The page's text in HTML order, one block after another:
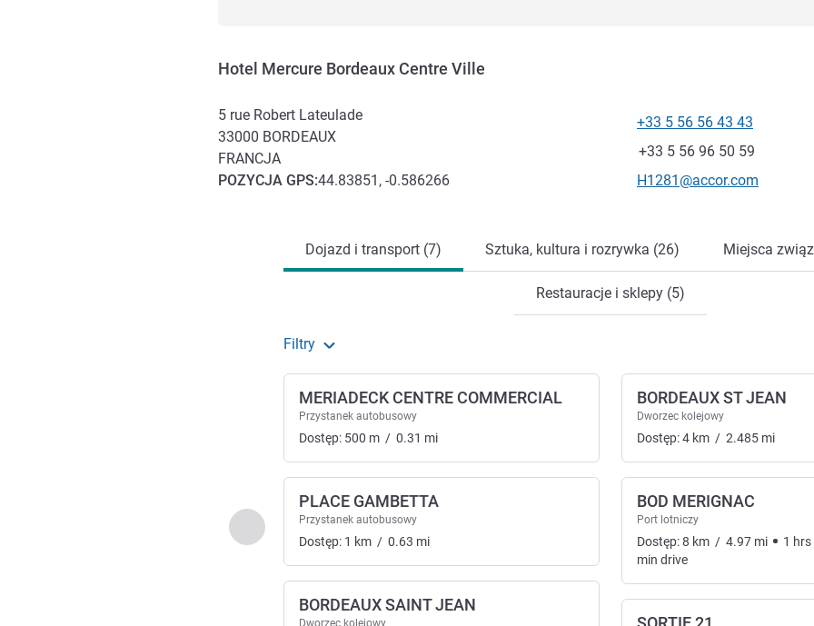
Hotel Mercure Bordeaux Centre Ville
5 rue Robert Lateulade
33000 BORDEAUX
FRANCJA
POZYCJA GPS:44.83851, -0.586266
Telefon
+33 5 56 56 43 43
Faks
+33 5 56 96 50 59
Kontaktowy adres e-mail
H1281@accor.com
Dojazd i transport (7) Sztuka, kultura i rozrywka (26) Miejsca
Restauracje i sklepy (5)
Filtry
Poprzedni - Dojazd i transport
MERIADECK CENTRE COMMERCIAL
Przystanek autobusowy
Dostęp: 500 m / 0.31 mi
PLACE GAMBETTA
Przystanek autobusowy
Dostęp: 1 km / 0.63 mi
BORDEAUX SAINT JEAN
Dworzec kolejowy
BORDEAUX ST JEAN
Dworzec kolejowy
Dostęp:4 km / 2.485 mi
BOD MERIGNAC
Port lotniczy
Dostęp:8 km / 4.97 mi 1 hrs
min drive